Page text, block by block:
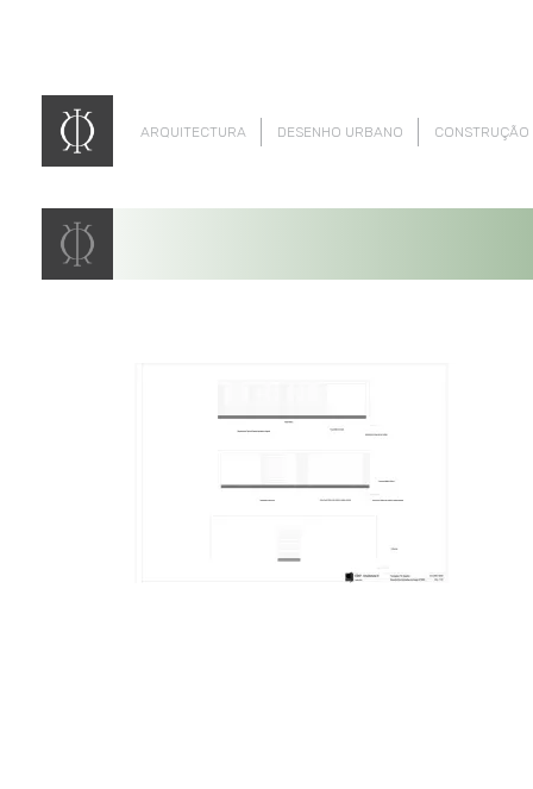
ARQUITECTURA DESENHO URBANO CONSTRUÇÃO